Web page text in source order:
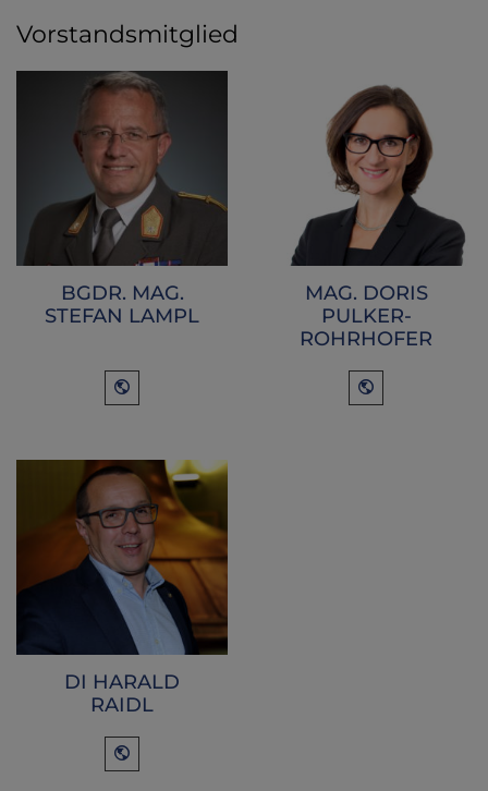
Vorstandsmitglied
BGDR. MAG.
STEFAN LAMPL
MAG. DORIS
PULKER-
ROHRHOFER
DI HARALD
RAIDL